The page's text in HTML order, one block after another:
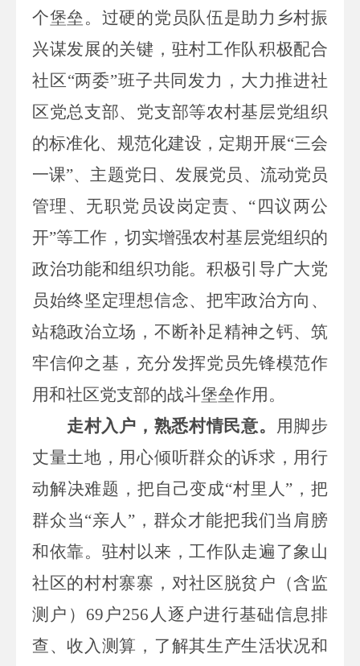
个堡垒。过硬的党员队伍是助力乡村振
兴谋发展的关键 ，驻村工作队积极配合
社区“两委”班子共同发力，大力推进社
区党总支部、党支部等农村基层党组织
的标准化、规范化建设，定期开展“三会
一课”、主题党日、发展党员、流动党员
管理、无职党员设岗定责、“四议两公
开”等工作，切实增强农村基层党组织的
政治功能和组织功能。积极引导广大党
员始终坚定理想信念、把牢政治方向、
站稳政治立场，不断补足精神之钙、筑
牢信仰之基，充分发挥党员先锋模范作
用和社区党支部的战斗堡垒作用。
走村入户， 熟悉村情民意。
用脚步
丈量土地，用心倾听群众的诉求，用行
动解决难题，把自己变成“村里人” ，把
群众当“亲人 ”， 群众才能把我们当肩膀
和依靠。 驻村以来，工作队走遍了象山
社区的村村寨寨， 对社区脱贫户 （含监
测 户） 69 户256 人逐户进行基础信息排
查、 收入测算，了解其生产生活状况和